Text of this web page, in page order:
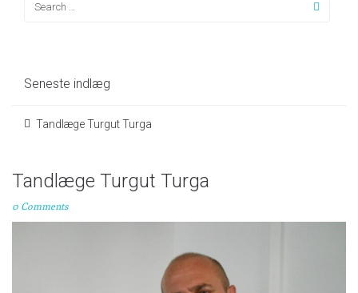
Seneste indlæg
Tandlæge Turgut Turga
Tandlæge Turgut Turga
0 Comments